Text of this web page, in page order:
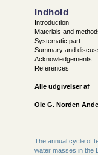
Indhold
Introduction
Materials and
Systematic part
Summary and
Acknowledgements
References
Alle udgivelser af
Ole G. Norden
The annual cycle of
water masses in the